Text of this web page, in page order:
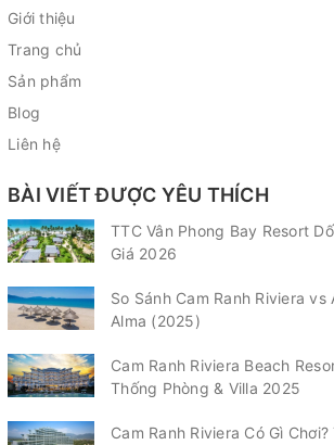
Giới thiệu
Trang chủ
Sản phẩm
Blog
Liên hệ
BÀI VIẾT ĐƯỢC YÊU THÍCH
TTC Vân Phong Bay Resort
Giá 2026
So Sánh Cam Ranh Riviera vs
Alma (2025)
Cam Ranh Riviera Beach
Thống Phòng & Villa 2025
Cam Ranh Riviera Có Gì